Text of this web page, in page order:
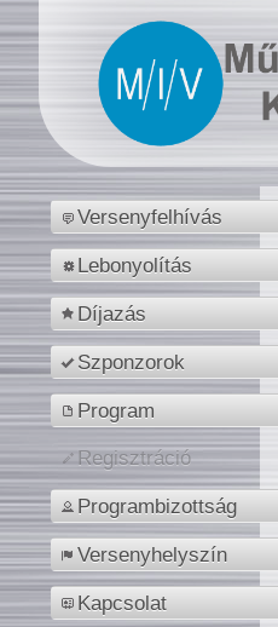
Versenyfelhívás
Lebonyolítás
Díjazás
Szponzorok
Program
Regisztráció
Programbizottság
Versenyhelyszín
Kapcsolat